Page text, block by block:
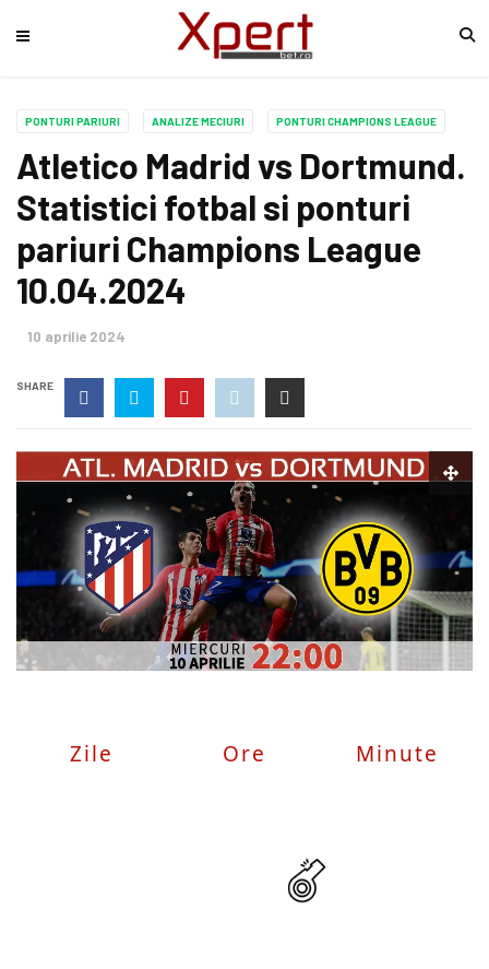
PONTURI PARIURI ANALIZE MECIURI PONTURI CHAMPIONS LEAGUE
Atletico Madrid vs Dortmund.
Statistici fotbal si ponturi
pariuri Champions League
10.04.2024
10 aprilie 2024
SHARE
Zile Ore Minute